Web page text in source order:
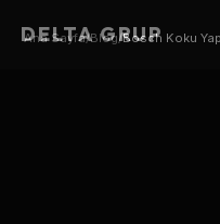
DELTA GRUP
Ana Sayfa/Blog/Bosch Koku